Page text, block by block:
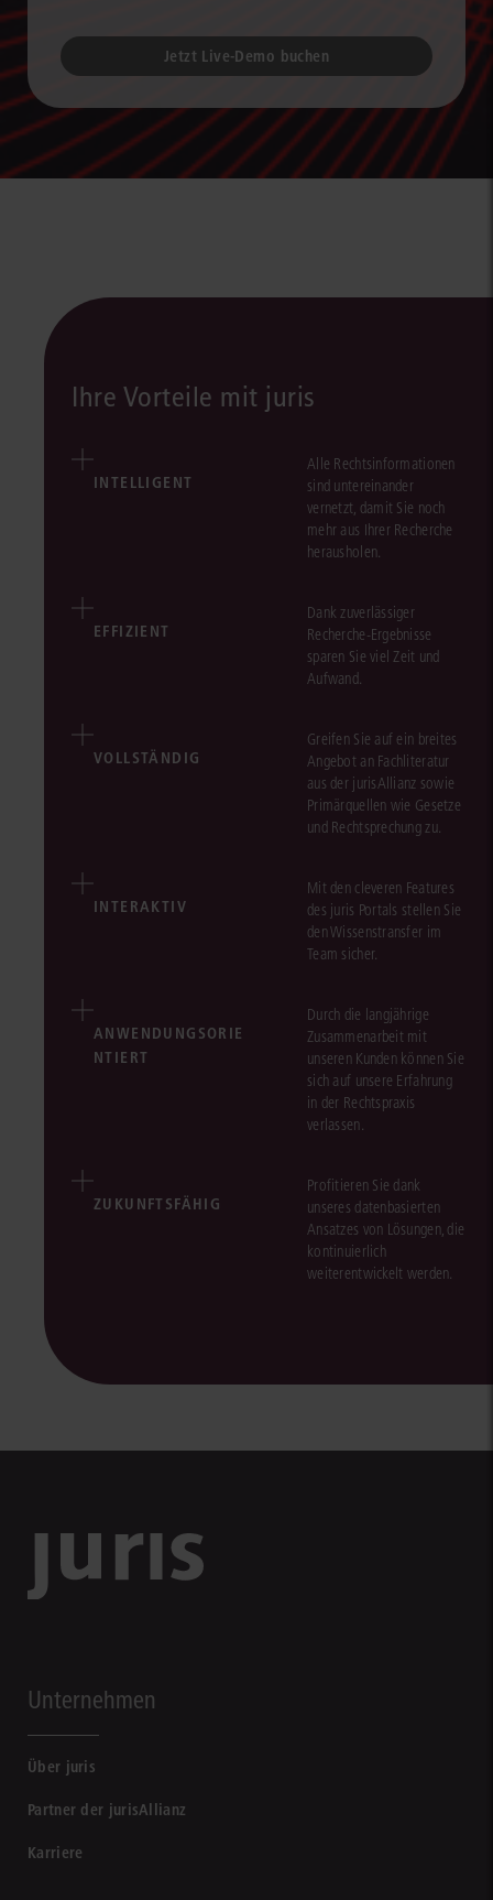
Jetzt Live-Demo buchen
Ihre Vorteile mit juris
INTELLIGENT
Alle Rechtsinformationen
sind untereinander
vernetzt, damit Sie noch
mehr aus Ihrer Recherche
herausholen.
EFFIZIENT
Dank zuverlässiger
Recherche-Ergebnisse
sparen Sie viel Zeit und
Aufwand.
VOLLSTÄNDIG
Greifen Sie auf ein breites
Angebot an Fachliteratur
aus der jurisAllianz sowie
Primärquellen wie Gesetze
und Rechtsprechung zu.
INTERAKTIV
Mit den cleveren Features
des juris Portals stellen Sie
den Wissenstransfer im
Team sicher.
ANWENDUNGSORIE
NTIERT
Durch die langjährige
Zusammenarbeit mit
unseren Kunden können Sie
sich auf unsere Erfahrung
in der Rechtspraxis
verlassen.
ZUKUNFTSFÄHIG
Profitieren Sie dank
unseres datenbasierten
Ansatzes von Lösungen, die
kontinuierlich
weiterentwickelt werden.
Unternehmen
Über juris
Partner der jurisAllianz
Karriere